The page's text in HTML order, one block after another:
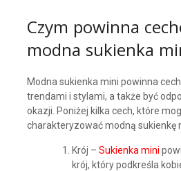
Czym powinna
modna sukienka
Modna sukienka mini powinna
trendami i stylami, a także być
okazji. Poniżej kilka cech, które
charakteryzować modną sukienkę
Krój – Sukienka mini
krój, który podkreśla